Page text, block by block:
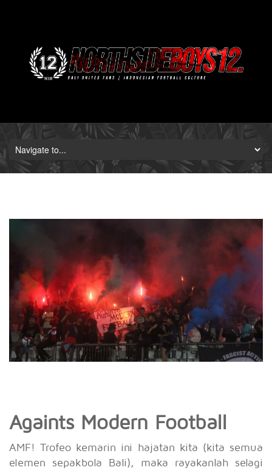
Againts Modern Football
AMF! Trofeo kemarin ini hajatan kita (kita semua
elemen sepakbola Bali), maka rayakanlah selagi